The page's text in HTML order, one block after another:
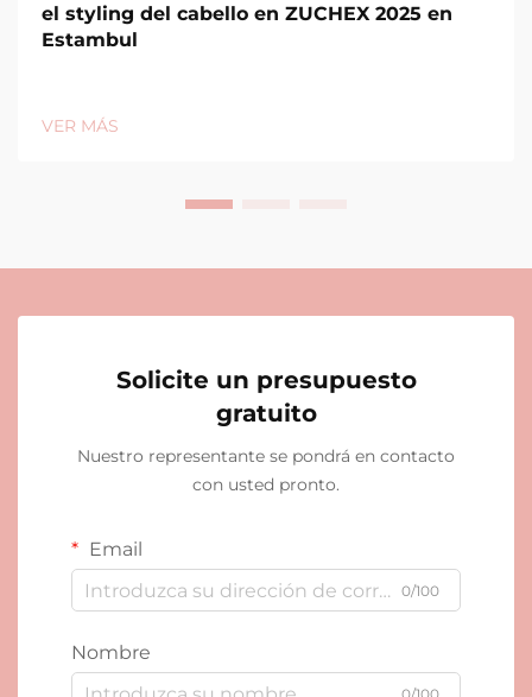
el styling del cabello en ZUCHEX 2025 en
Estambul
VER MÁS
Solicite un presupuesto
gratuito
Nuestro representante se pondrá en contacto
con usted pronto.
Email
0/100
Nombre